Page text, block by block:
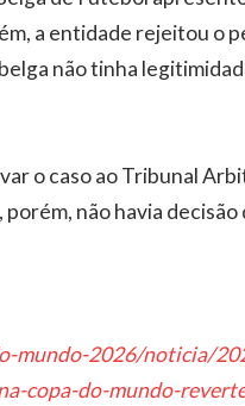
a entidade rejeitou o
não tinha
o caso ao Tribunal
não havia
mundo-2026/noticia/
copa-do-mundo-